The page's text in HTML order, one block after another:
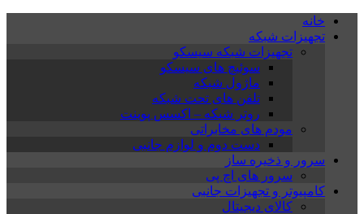
خانه
تجهیزات شبکه
تجهیزات شبکه سیسکو
سوئیچ های سیسکو
ماژول شبکه
تلفن های تحت شبکه
روتر شبکه – اکسس پوینت
مودم های مخابراتی
دست دوم و لوازم جانبی
سرور و ذخیره ساز
سرور های اچ پی
کامپیوتر و تجهیزات جانبی
کالای دیجیتال